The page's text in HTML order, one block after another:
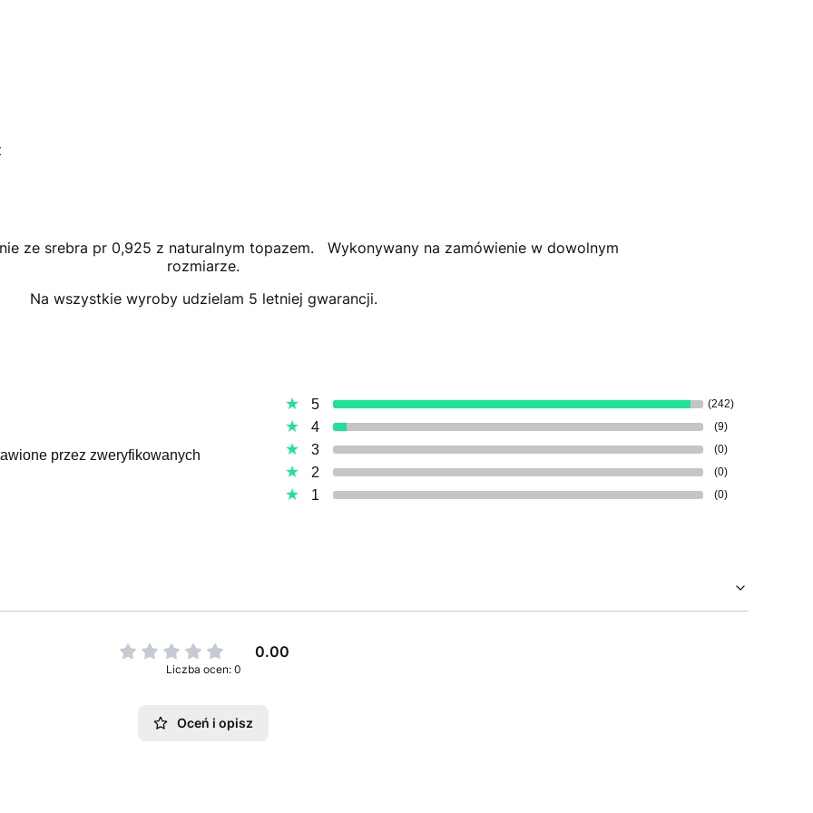
ze srebra pr 0,925 z naturalnym topazem. Wykonywany na zamówienie w dowolnym
rozmiarze.
Na wszystkie wyroby udzielam 5 letniej gwarancji.
przez zweryfikowanych
5 (242)
4 (9)
3 (0)
2 (0)
1 (0)
0.00
Liczba ocen: 0
Oceń i opisz